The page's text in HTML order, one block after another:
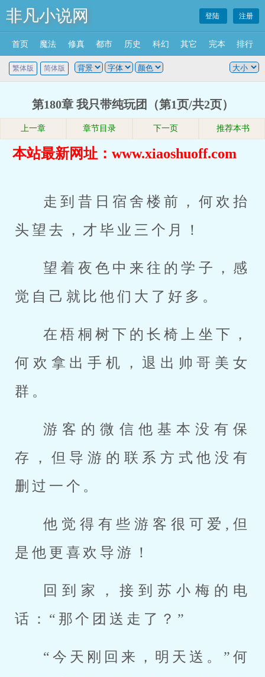
非凡小说网 登陆 注册
首页 魔法 修真 都市 历史 科幻 其它 完本 排行
繁体版 简体版
第180章 我只带纯玩团（第1页/共2页）
上一章 章节目录 下一页 推荐本书
本站最新网址：www.xiaoshuoff.com
走到昔日宿舍楼前，何欢抬
头望去，才毕业三个月！
望着夜色中来往的学子，感
觉自己就比他们大了好多。
在梧桐树下的长椅上坐下，
何欢拿出手机，退出帅哥美女
群。
游客的微信他基本没有保
存，但导游的联系方式他没有
删过一个。
他觉得有些游客很可爱,但
是他更喜欢导游！
回到家，接到苏小梅的电
话：“那个团送走了？”
“今天刚回来，明天送。”何